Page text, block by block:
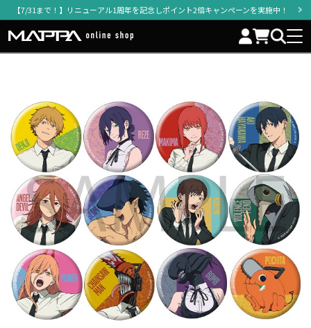
【7/31まで！】リニューアル1周年を記念しポイント2倍キャンペーンを実施中！